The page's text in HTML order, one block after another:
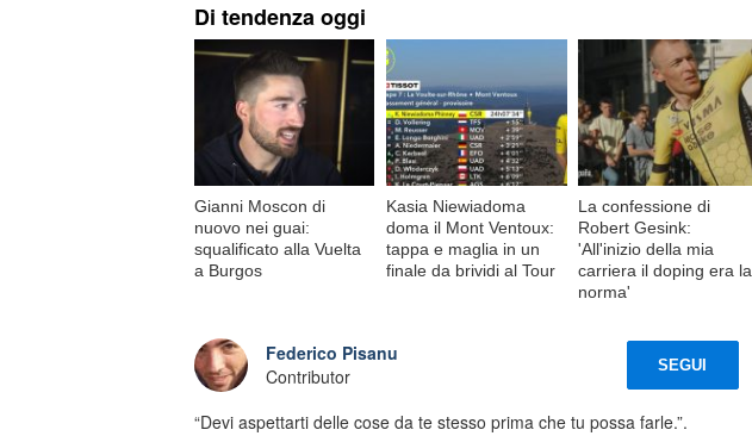
Di tendenza oggi
Gianni Moscon di
nuovo nei guai:
squalificato alla Vuelta
a Burgos
Kasia Niewiadoma
doma il Mont Ventoux:
tappa e maglia in un
finale da brividi al Tour
La confessione di
Robert Gesink:
'All'inizio della mia
carriera il doping era la
norma'
Federico Pisanu
Contributor
SEGUI
“Devi aspettarti delle cose da te stesso prima che tu possa farle.”.